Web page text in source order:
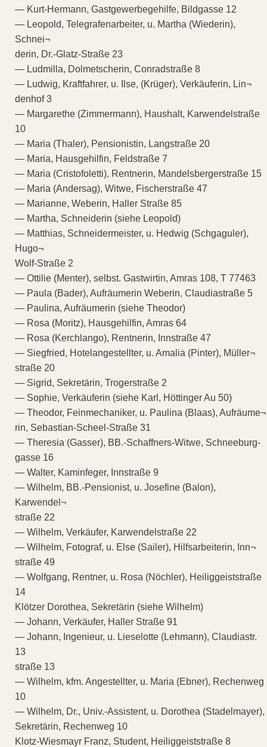
— Kurt-Hermann, Gastgewerbegehilfe, Bildgasse 12
— Leopold, Telegrafenarbeiter, u. Martha (Wiederin),
Schnei¬
derin, Dr.-Glatz-Straße 23
— Ludmilla, Dolmetscherin, Conradstraße 8
— Ludwig, Kraftfahrer, u. Ilse, (Krüger), Verkäuferin, Lin¬
denhof 3
— Margarethe (Zimmermann), Haushalt, Karwendelstraße
10
— Maria (Thaler), Pensionistin, Langstraße 20
— Maria, Hausgehilfin, Feldstraße 7
— Maria (Cristofoletti), Rentnerin, Mandelsbergerstraße 15
— Maria (Andersag), Witwe, Fischerstraße 47
— Marianne, Weberin, Haller Straße 85
— Martha, Schneiderin (siehe Leopold)
— Matthias, Schneidermeister, u. Hedwig (Schgaguler),
Hugo¬
Wolf-Straße 2
— Ottilie (Menter), selbst. Gastwirtin, Amras 108, T 77463
— Paula (Bader), Aufräumerin Weberin, Claudiastraße 5
— Paulina, Aufräumerin (siehe Theodor)
— Rosa (Moritz), Hausgehilfin, Amras 64
— Rosa (Kerchlango), Rentnerin, Innstraße 47
— Siegfried, Hotelangestellter, u. Amalia (Pinter), Müller¬
straße 20
— Sigrid, Sekretärin, Trogerstraße 2
— Sophie, Verkäuferin (siehe Karl, Höttinger Au 50)
— Theodor, Feinmechaniker, u. Paulina (Blaas), Aufräume¬
rin, Sebastian-Scheel-Straße 31
— Theresia (Gasser), BB.-Schaffners-Witwe, Schneeburg-
gasse 16
— Walter, Kaminfeger, Innstraße 9
— Wilhelm, BB.-Pensionist, u. Josefine (Balon),
Karwendel¬
straße 22
— Wilhelm, Verkäufer, Karwendelstraße 22
— Wilhelm, Fotograf, u. Else (Sailer), Hilfsarbeiterin, Inn¬
straße 49
— Wolfgang, Rentner, u. Rosa (Nöchler), Heiliggeiststraße
14
Klötzer Dorothea, Sekretärin (siehe Wilhelm)
— Johann, Verkäufer, Haller Straße 91
— Johann, Ingenieur, u. Lieselotte (Lehmann), Claudiastr.
13
straße 13
— Wilhelm, kfm. Angestellter, u. Maria (Ebner), Rechenweg
10
— Wilhelm, Dr., Univ.-Assistent, u. Dorothea (Stadelmayer),
Sekretärin, Rechenweg 10
Klotz-Wiesmayr Franz, Student, Heiliggeiststraße 8